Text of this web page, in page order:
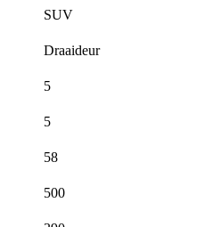
SUV
Draaideur
5
5
58
500